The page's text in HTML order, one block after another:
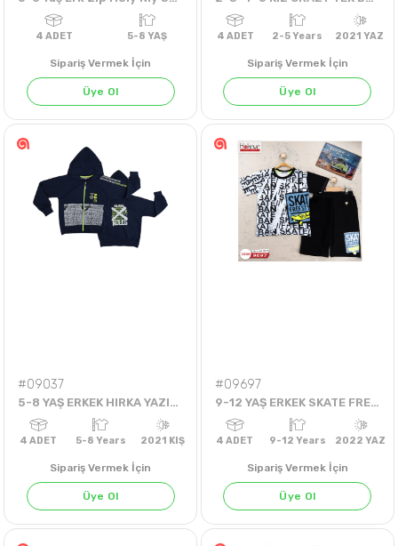
PETROL
4ADET 5-8 YAŞ
Sipariş Vermek İçin
Üye Ol
4 ADET 2-5 Years
Sipariş Vermek İçin
Üye Ol
#09037
5-8 YAŞ ERKEK HIRKA YAZILI REFLEKTÖRLÜ
Sipariş Vermek İçin
Üye Ol
#09697
9-12 YAŞ ERKEK SKATE FREESTYLE TKM
Sipariş Vermek İçin
Üye Ol